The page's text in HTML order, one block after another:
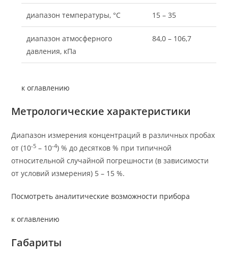
диапазон температуры, °C 15 – 35
диапазон атмосферного
давления, кПа
84,0 – 106,7
к оглавлению
Метрологические характеристики
Диапазон измерения концентраций в различных пробах
от (10-5 – 10-4) % до десятков % при типичной
относительной случайной погрешности (в зависимости
от условий измерения) 5 – 15 %.
Посмотреть аналитические возможности прибора
к оглавлению
Габариты